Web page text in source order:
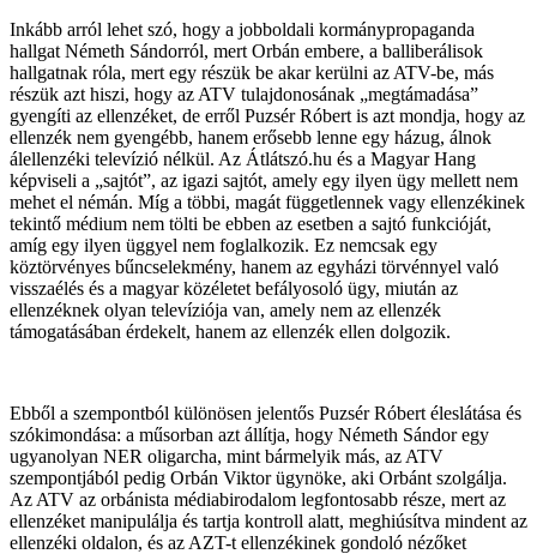
Inkább arról lehet szó, hogy a jobboldali kormánypropaganda
hallgat Németh Sándorról, mert Orbán embere, a balliberálisok
hallgatnak róla, mert egy részük be akar kerülni az ATV-be, más
részük azt hiszi, hogy az ATV tulajdonosának „megtámadása”
gyengíti az ellenzéket, de erről Puzsér Róbert is azt mondja, hogy az
ellenzék nem gyengébb, hanem erősebb lenne egy házug, álnok
álellenzéki televízió nélkül. Az Átlátszó.hu és a Magyar Hang
képviseli a „sajtót”, az igazi sajtót, amely egy ilyen ügy mellett nem
mehet el némán. Míg a többi, magát függetlennek vagy ellenzékinek
tekintő médium nem tölti be ebben az esetben a sajtó funkcióját,
amíg egy ilyen üggyel nem foglalkozik. Ez nemcsak egy
köztörvényes bűncselekmény, hanem az egyházi törvénnyel való
visszaélés és a magyar közéletet befályosoló ügy, miután az
ellenzéknek olyan televíziója van, amely nem az ellenzék
támogatásában érdekelt, hanem az ellenzék ellen dolgozik.
Ebből a szempontból különösen jelentős Puzsér Róbert éleslátása és
szókimondása: a műsorban azt állítja, hogy Németh Sándor egy
ugyanolyan NER oligarcha, mint bármelyik más, az ATV
szempontjából pedig Orbán Viktor ügynöke, aki Orbánt szolgálja.
Az ATV az orbánista médiabirodalom legfontosabb része, mert az
ellenzéket manipulálja és tartja kontroll alatt, meghiúsítva mindent az
ellenzéki oldalon, és az AZT-t ellenzékinek gondoló nézőket